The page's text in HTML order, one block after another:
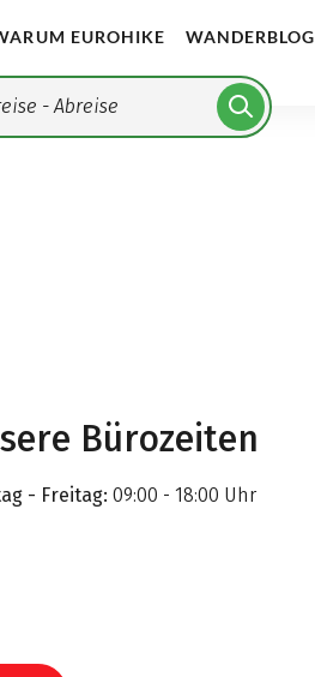
EUROHIKE WANDERBLOG
- Abreise
Bürozeiten
- Freitag: 09:00 - 18:00 Uhr